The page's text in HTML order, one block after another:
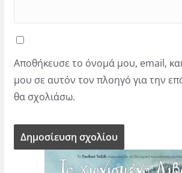
Αποθήκευσε το όνομά μου, email,
μου σε αυτόν τον πλοηγό για την
θα σχολιάσω.